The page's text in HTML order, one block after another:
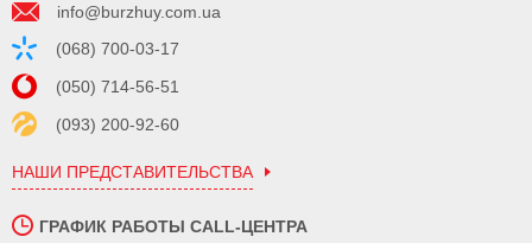
info@burzhuy.com.ua
(068) 700-03-17
(050) 714-56-51
(093) 200-92-60
НАШИ ПРЕДСТАВИТЕЛЬСТВА
ГРАФИК РАБОТЫ CALL-ЦЕНТРА